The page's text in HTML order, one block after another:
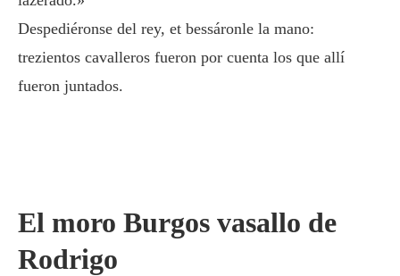
Despediéronse del rey, et bessáronle la mano:
trezientos cavalleros fueron por cuenta los que allí
fueron juntados.
El moro Burgos vasallo de
Rodrigo